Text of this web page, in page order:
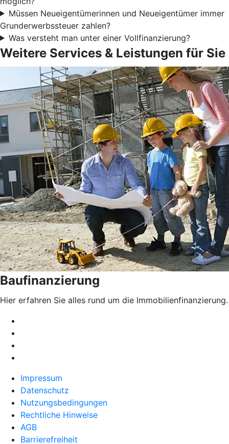
Müssen Neueigentümerinnen und Neueigentümer immer
Grunderwerbssteuer zahlen?
Was versteht man unter einer Vollfinanzierung?
Weitere Services & Leistungen für Sie
Baufinanzierung
Hier erfahren Sie alles rund um die Immobilienfinanzierung.
Impressum
Datenschutz
Nutzungsbedingungen
Rechtliche Hinweise
AGB
Barrierefreiheit